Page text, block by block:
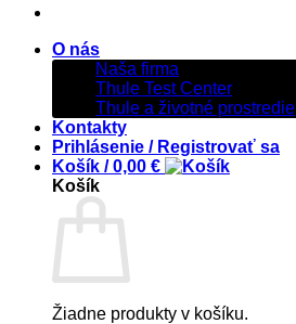
O nás
Naša firma
Thule Test Center
Thule a životné prostredie
Kontakty
Prihlásenie / Registrovať sa
Košík /0,00 €
Košík
Žiadne produkty v košíku.